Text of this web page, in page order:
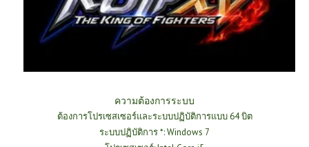
ความต้องการระบบ
ต้องการโปรเซสเซอร์และระบบปฏิบัติการแบบ 64 บิต
ระบบปฏิบัติการ *: Windows 7